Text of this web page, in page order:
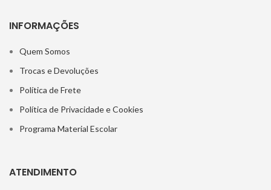
INFORMAÇÕES
Quem Somos
Trocas e Devoluções
Política de Frete
Política de Privacidade e Cookies
Programa Material Escolar
ATENDIMENTO